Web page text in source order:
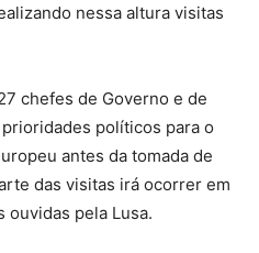
nessa altura visitas
chefes de Governo e de
políticos para o
antes da tomada de
das visitas irá ocorrer em
ouvidas pela Lusa.